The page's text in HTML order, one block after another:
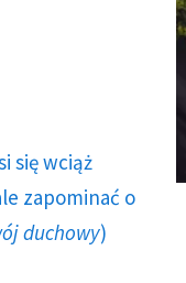
się wciąż
zapominać o
duchowy)